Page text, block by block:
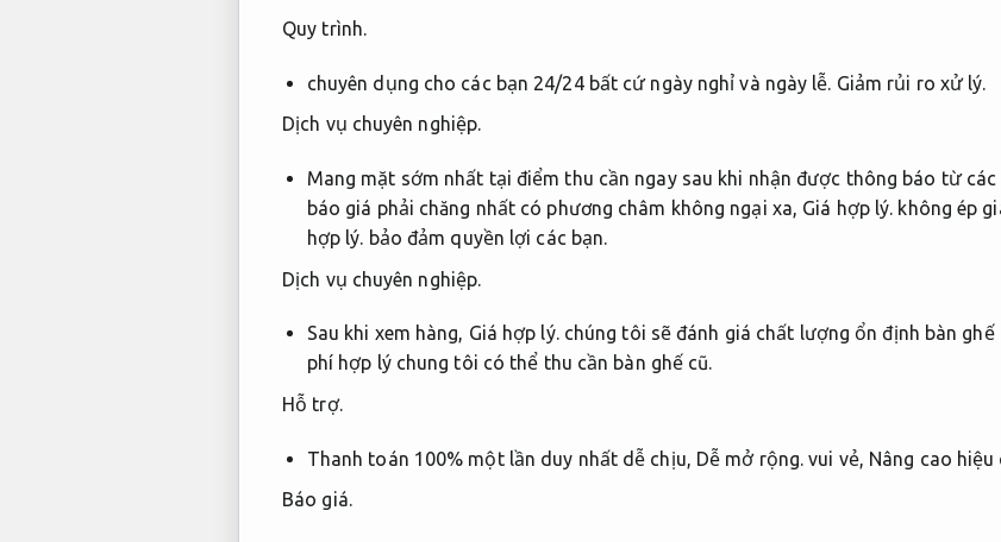
Quy trình.
chuyên dụng cho các bạn 24/24 bất cứ ngày nghỉ và ngày lễ. Giảm rủi ro xử lý.
Dịch vụ chuyên nghiệp.
Mang mặt sớm nhất tại điểm thu cần ngay sau khi nhận được thông báo từ các
báo giá phải chăng nhất có phương châm không ngại xa, Giá hợp lý. không ép
hợp lý. bảo đảm quyền lợi các bạn.
Dịch vụ chuyên nghiệp.
Sau khi xem hàng, Giá hợp lý.chúng tôi sẽ đánh giá chất lượng ổn định bàn ghế
phí hợp lý chung tôi có thể thu cần bàn ghế cũ.
Hỗ trợ.
Thanh toán 100% một lần duy nhất dễ chịu, Dễ mở rộng. vui vẻ, Nâng cao hiệu
Báo giá.